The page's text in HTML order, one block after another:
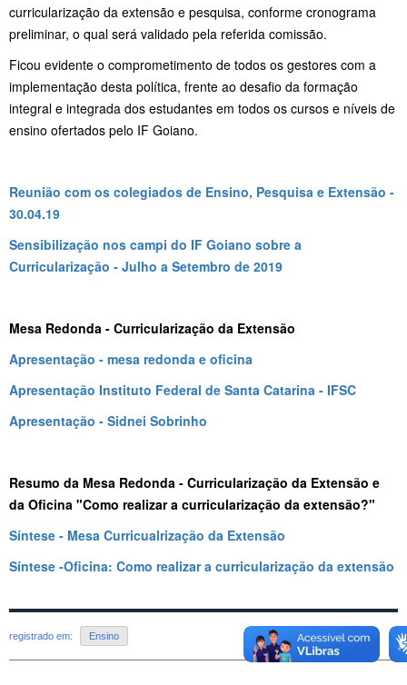
curricularização da extensão e pesquisa, conforme cronograma
preliminar, o qual será validado pela referida comissão.
Ficou evidente o comprometimento de todos os gestores com a
implementação desta política, frente ao desafio da formação
integral e integrada dos estudantes em todos os cursos e níveis de
ensino ofertados pelo IF Goiano.
Reunião com os colegiados de Ensino, Pesquisa e Extensão -
30.04.19
Sensibilização nos campi do IF Goiano sobre a
Curricularização - Julho a Setembro de 2019
Mesa Redonda - Curricularização da Extensão
Apresentação - mesa redonda e oficina
Apresentação Instituto Federal de Santa Catarina - IFSC
Apresentação - Sidnei Sobrinho
Resumo da Mesa Redonda - Curricularização da Extensão e
da Oficina "Como realizar a curricularização da extensão?"
Síntese - Mesa Curricualrização da Extensão
Síntese -Oficina: Como realizar a curricularização da extensão
registrado em: Ensino